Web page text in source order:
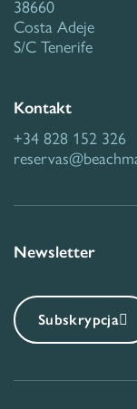
38660
Costa Adeje
S/C Tenerife
Kontakt
+34 828 152 326
Newsletter
Subskrypcja